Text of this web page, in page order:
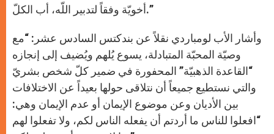
أخويّة وفقاً لتدبير اللّه، أب الكلّ.”
وأشار الأب لومباردي نقلاً عن بندكتس السادس عشر: “مع
وصيّة المحبّة المتبادلة، يسوع يُلهم ويُضيف إلى إنجازه
“القاعدة الذهبيّة” المحفورة في ضمير كلّ شخص بشريّ
والتي نستطيع جميعاً أن نتلاقى حولها بعيداً عن الاختلافات
بين الأديان وعن موضوع الإيمان أو عدم الإيمان وهي:
“افعلوا للناس ما أردتم أن يفعله الناس لكم، ولا تفعلوا لهم